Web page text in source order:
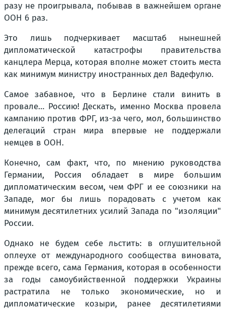
разу не проигрывала, побывав в важнейшем органе
ООН 6 раз.
Это лишь подчеркивает масштаб нынешней
дипломатической катастрофы правительства
канцлера Мерца, которая вполне может стоить места
как минимум министру иностранных дел Вадефулю.
Самое забавное, что в Берлине стали винить в
провале… Россию! Дескать, именно Москва провела
кампанию против ФРГ, из-за чего, мол, большинство
делегаций стран мира впервые не поддержали
немцев в ООН.
Конечно, сам факт, что, по мнению руководства
Германии, Россия обладает в мире большим
дипломатическим весом, чем ФРГ и ее союзники на
Западе, мог бы лишь порадовать с учетом как
минимум десятилетних усилий Запада по "изоляции"
России.
Однако не будем себе льстить: в оглушительной
оплеухе от международного сообщества виновата,
прежде всего, сама Германия, которая в особенности
за годы самоубийственной поддержки Украины
растратила не только экономические, но и
дипломатические козыри, ранее десятилетиями